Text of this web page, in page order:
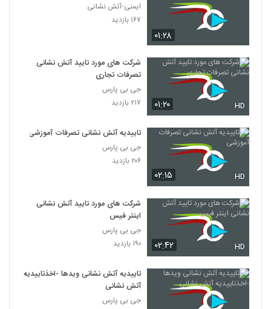
۰۱:۲۸
ایمنی-آتش نشانی
۱۶۷ بازدید
۰۱:۲۰ HD
شرکت های مورد تایید آتش نشانی
تصرفات تجاری
جی بی پارس
۲۱۷ بازدید
۰۲:۱۵ HD
تاییدیه آتش نشانی تصرفات آموزشی
جی بی پارس
۲۰۶ بازدید
۰۲:۴۲ HD
شرکت های مورد تایید آتش نشانی
اینتر فیس
جی بی پارس
۱۹۰ بازدید
تاییدیه آتش نشانی ویدها -اخذتاییدیه
آتش نشانی
جی بی پارس